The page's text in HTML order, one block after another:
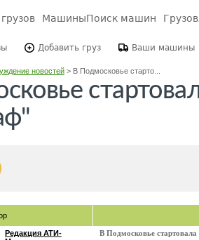
МашиныПоиск машин
Добавить груз Ваши машины
новостей> В Подмосковье старто...
Редакция АТИ-
В Подмосковье